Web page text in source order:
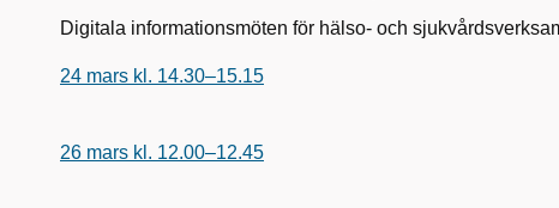
Digitala informationsmöten för hälso- och
24 mars kl. 14.30–15.15
26 mars kl. 12.00–12.45